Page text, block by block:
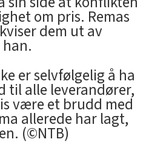
om pris. Remas
dem ut av
er selvfølgelig å ha
til alle leverandører,
være et brudd med
allerede har lagt,
(©NTB)